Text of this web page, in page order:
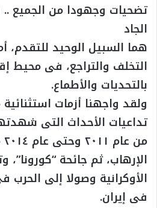
تضحيات وجهودا من الجميع ..
الجاد
هما السبيل الوحيد للتقدم،
التخلف والتراجع، فى محيط
بالتحديات والأطماع.
ولقد واجهنا أزمات
تداعيات الأحداث التى
الإرهاب، ثم جائحة “كورونا”،
الأوكرانية وصولا إلى الحرب
فى إيران.